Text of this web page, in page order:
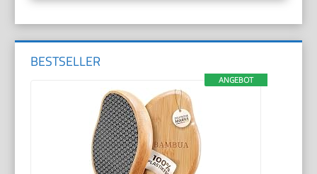
BESTSELLER
ANGEBOT